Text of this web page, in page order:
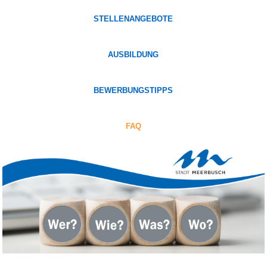
STELLENANGEBOTE
AUSBILDUNG
BEWERBUNGSTIPPS
FAQ